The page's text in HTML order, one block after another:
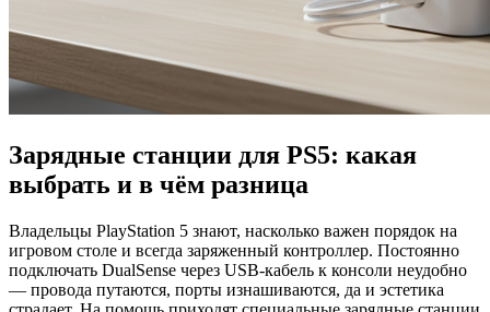
Зарядные станции для PS5: какая
выбрать и в чём разница
Владельцы PlayStation 5 знают, насколько важен порядок на
игровом столе и всегда заряженный контроллер. Постоянно
подключать DualSense через USB-кабель к консоли неудобно
— провода путаются, порты изнашиваются, да и эстетика